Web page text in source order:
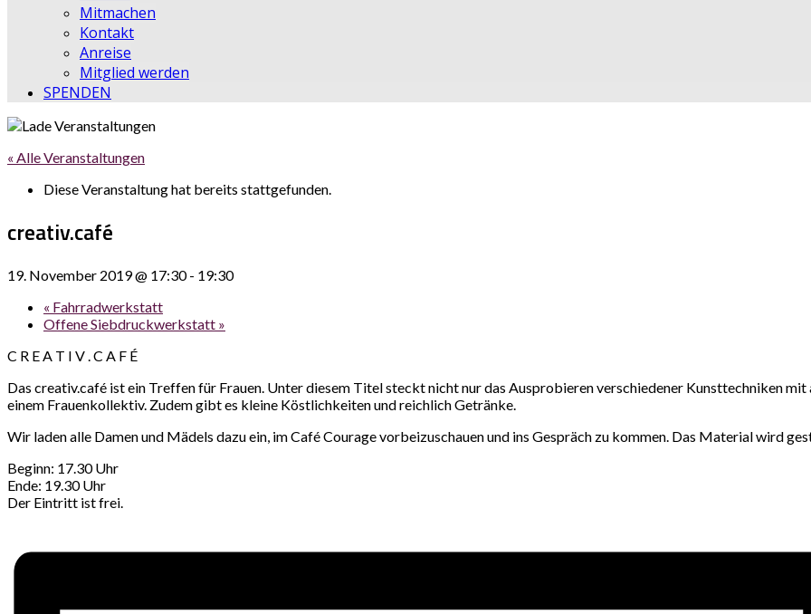
Mitmachen
Kontakt
Anreise
Mitglied werden
SPENDEN
« Alle Veranstaltungen
Diese Veranstaltung hat bereits stattgefunden.
creativ.café
19. November 2019 @ 17:30- 19:30
« Fahrradwerkstatt
Offene Siebdruckwerkstatt »
C R E A T I V . C A F É
Das creativ.café ist ein Treffen für Frauen. Unter diesem Titel steckt nicht nur das Ausprobieren verschiedener Kunsttechniken
einem Frauenkollektiv. Zudem gibt es kleine Köstlichkeiten und reichlich Getränke.
Wir laden alle Damen und Mädels dazu ein, im Café Courage vorbeizuschauen und ins Gespräch zu kommen. Das Material wird
Beginn: 17.30 Uhr
Ende: 19.30 Uhr
Der Eintritt ist frei.